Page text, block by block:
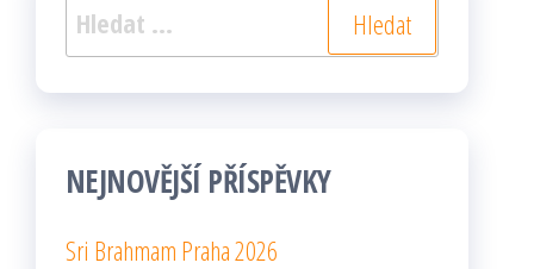
Vyhledávání
NEJNOVĚJŠÍ PŘÍSPĚVKY
Sri Brahmam Praha 2026